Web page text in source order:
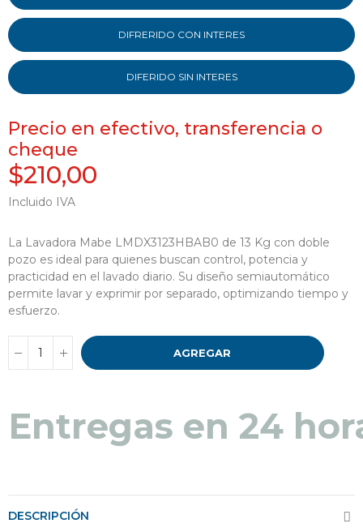
DIFRERIDO CON INTERES
DIFERIDO SIN INTERES
Precio en efectivo, transferencia o
cheque
$210,00
Incluido IVA
La Lavadora Mabe LMDX3123HBAB0 de 13 Kg con doble
pozo es ideal para quienes buscan control, potencia y
practicidad en el lavado diario. Su diseño semiautomático
permite lavar y exprimir por separado, optimizando tiempo y
esfuerzo.
AGREGAR
Entregas en 48 a
DESCRIPCIÓN